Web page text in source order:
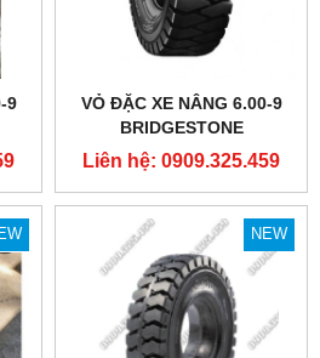
9
VỎ ĐẶC XE NÂNG 6.00-9
BRIDGESTONE
Liên hệ: 0909.325.459
NEW